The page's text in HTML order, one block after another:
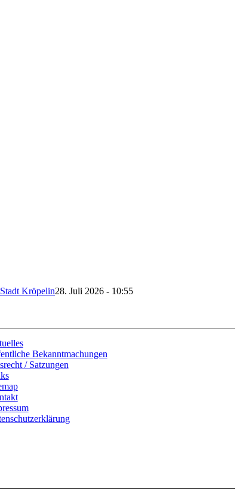
Kröpelin28. Juli 2026 - 10:55
Bekanntmachungen
/ Satzungen